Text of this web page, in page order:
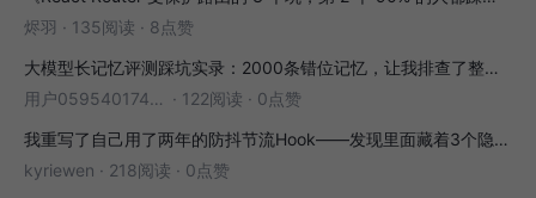
烬羽 · 135阅读 · 8点赞
大模型长记忆评测踩坑实录：2000条错位记忆，让我排查了整整3小时
用户05954017446 · 122阅读 · 0点赞
我重写了自己用了两年的防抖节流Hook——发现里面藏着3个隐藏bug
kyriewen · 218阅读 · 0点赞